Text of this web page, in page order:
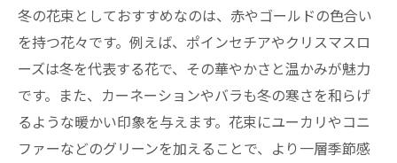
冬の花束としておすすめなのは、赤やゴールドの色合い
を持つ花々です。例えば、ポインセチアやクリスマスロ
ーズは冬を代表する花で、その華やかさと温かみが魅力
です。また、カーネーションやバラも冬の寒さを和らげ
るような暖かい印象を与えます。花束にユーカリやコニ
ファーなどのグリーンを加えることで、より一層季節感